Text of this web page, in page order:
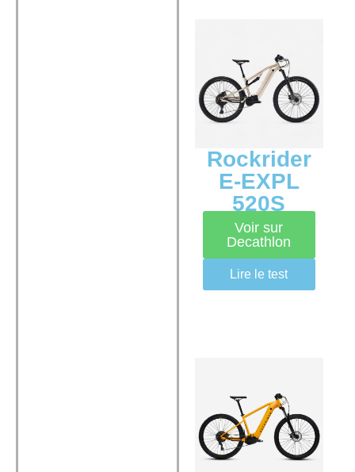
Rockrider
E-EXPL
520S
Voir sur
Decathlon
Lire le test